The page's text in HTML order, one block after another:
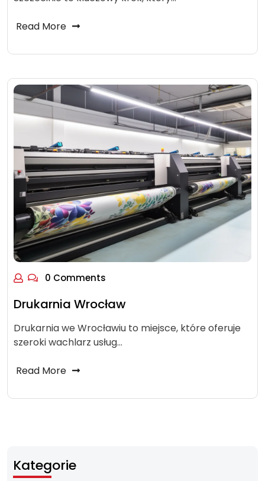
Read More
0 Comments
Drukarnia Wrocław
Drukarnia we Wrocławiu to miejsce, które oferuje
szeroki wachlarz usług…
Read More
Kategorie